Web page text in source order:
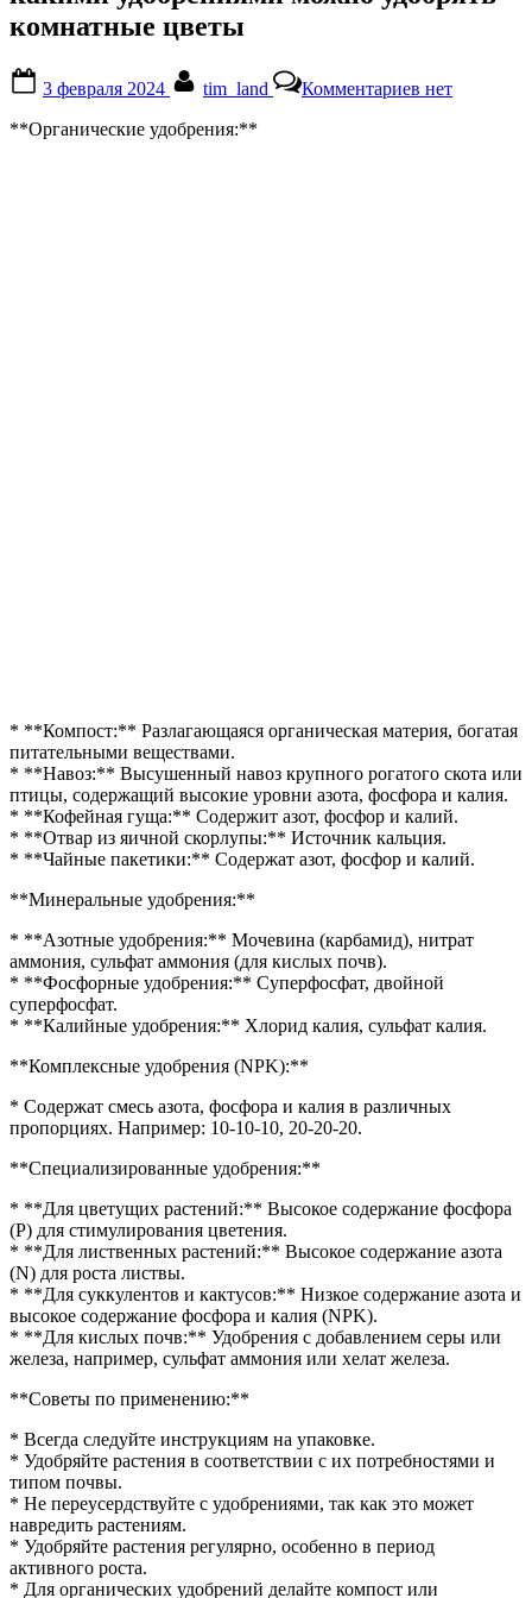
комнатные цветы
on
3 февраля 2024 tim_land Комментариевзаписи
нет
**Органические удобрения:**
* **Компост:** Разлагающаяся органическая материя, богатая
питательными веществами.
* **Навоз:** Высушенный навоз крупного рогатого скота или
птицы, содержащий высокие уровни азота, фосфора и калия.
* **Кофейная гуща:** Содержит азот, фосфор и калий.
* **Отвар из яичной скорлупы:** Источник кальция.
* **Чайные пакетики:** Содержат азот, фосфор и калий.
**Минеральные удобрения:**
* **Азотные удобрения:** Мочевина (карбамид), нитрат
аммония, сульфат аммония (для кислых почв).
* **Фосфорные удобрения:** Суперфосфат, двойной
суперфосфат.
* **Калийные удобрения:** Хлорид калия, сульфат калия.
**Комплексные удобрения (NPK):**
* Содержат смесь азота, фосфора и калия в различных
пропорциях. Например: 10-10-10, 20-20-20.
**Специализированные удобрения:**
* **Для цветущих растений:** Высокое содержание фосфора
(P) для стимулирования цветения.
* **Для лиственных растений:** Высокое содержание азота
(N) для роста листвы.
* **Для суккулентов и кактусов:** Низкое содержание азота и
высокое содержание фосфора и калия (NPK).
* **Для кислых почв:** Удобрения с добавлением серы или
железа, например, сульфат аммония или хелат железа.
**Советы по применению:**
* Всегда следуйте инструкциям на упаковке.
* Удобряйте растения в соответствии с их потребностями и
типом почвы.
* Не переусердствуйте с удобрениями, так как это может
навредить растениям.
* Удобряйте растения регулярно, особенно в период
активного роста.
* Для органических удобрений делайте компост или